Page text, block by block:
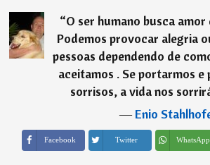
“O ser humano busca
Podemos provocar alegria
pessoas dependendo de
aceitamos . Se portarmos e
sorrisos, a vida nos
―Enio
Facebook Twitter WhatsApp